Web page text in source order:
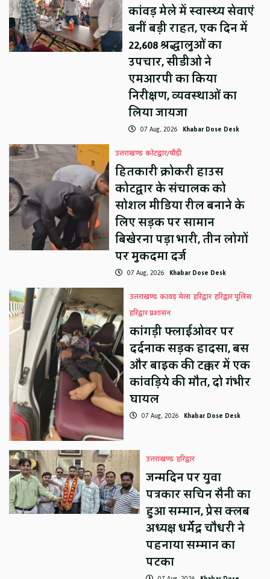
कांवड़ मेले में स्वास्थ्य सेवाएं
बनीं बड़ी राहत, एक दिन में
22,608 श्रद्धालुओं का
उपचार, सीडीओ ने
एमआरपी का किया
निरीक्षण, व्यवस्थाओं का
लिया जायजा
07 Aug, 2026 Khabar Dose Desk
उत्तराखण्ड कोटद्वार/पौड़ी
हितकारी क्रोकरी हाउस
कोटद्वार के संचालक को
सोशल मीडिया रील बनाने के
लिए सड़क पर सामान
बिखेरना पड़ा भारी, तीन लोगों
पर मुकदमा दर्ज
07 Aug, 2026 Khabar Dose Desk
उत्तराखण्ड कावड़ मेला हरिद्वार हरिद्वार पुलिस
हरिद्वार प्रशासन
कांगड़ी फ्लाईओवर पर
दर्दनाक सड़क हादसा, बस
और बाइक की टक्कर में एक
कांवड़िये की मौत, दो गंभीर
घायल
07 Aug, 2026 Khabar Dose Desk
उत्तराखण्ड हरिद्वार
जन्मदिन पर युवा
पत्रकार सचिन सैनी का
हुआ सम्मान, प्रेस क्लब
अध्यक्ष धर्मेंद्र चौधरी ने
पहनाया सम्मान का
पटका